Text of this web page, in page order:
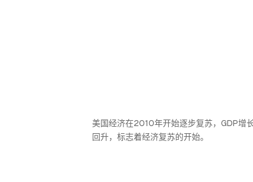
美国经济在2010年开始逐步复苏，GDP增
回升，标志着经济复苏的开始。